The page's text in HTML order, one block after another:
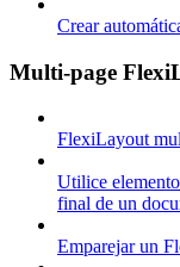
Crear
Multi-page
FlexiLayout
Utilice
final de un
Emparejar un